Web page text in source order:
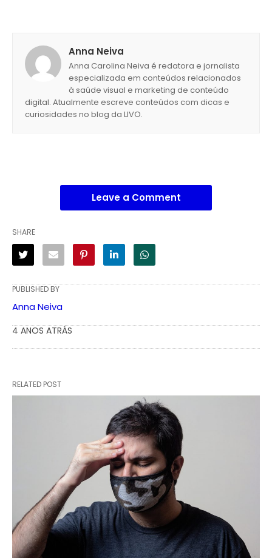
Anna Neiva
Anna Carolina Neiva é redatora e jornalista
especializada em conteúdos relacionados
à saúde visual e marketing de conteúdo
digital. Atualmente escreve conteúdos com dicas e
curiosidades no blog da LIVO.
Leave a Comment
SHARE
PUBLISHED BY
Anna Neiva
4 ANOS ATRÁS
RELATED POST